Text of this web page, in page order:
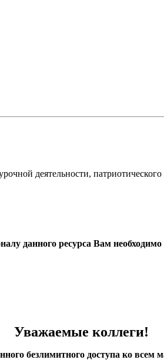
деятельности,
данного ресурса Вам необходимо
Уважаемые коллеги!
безлимитного доступа ко всем